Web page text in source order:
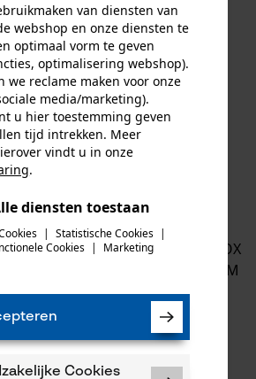
van KOX:
met gezichts- en
in het bos komt het aan op
voor het hele hoofd
bosbouwhelm met
en hoogwaardige
Omdat verschillende taken
omvat het assortiment KOX
merken zoals 3M
losse onderdelen,
en
bestaande uit
veiligheidsbril en
van diensten van
webshop en onze diensten te
optimaal vorm te geven
optimalisering webshop).
we reclame maken voor onze
media/marketing).
u hier toestemming geven
tijd intrekken. Meer
vindt u in onze
.
diensten toestaan
| Statistische Cookies |
Cookies |
Marketing
Cookies
fout opgetreden. Gelieve
te proberen.